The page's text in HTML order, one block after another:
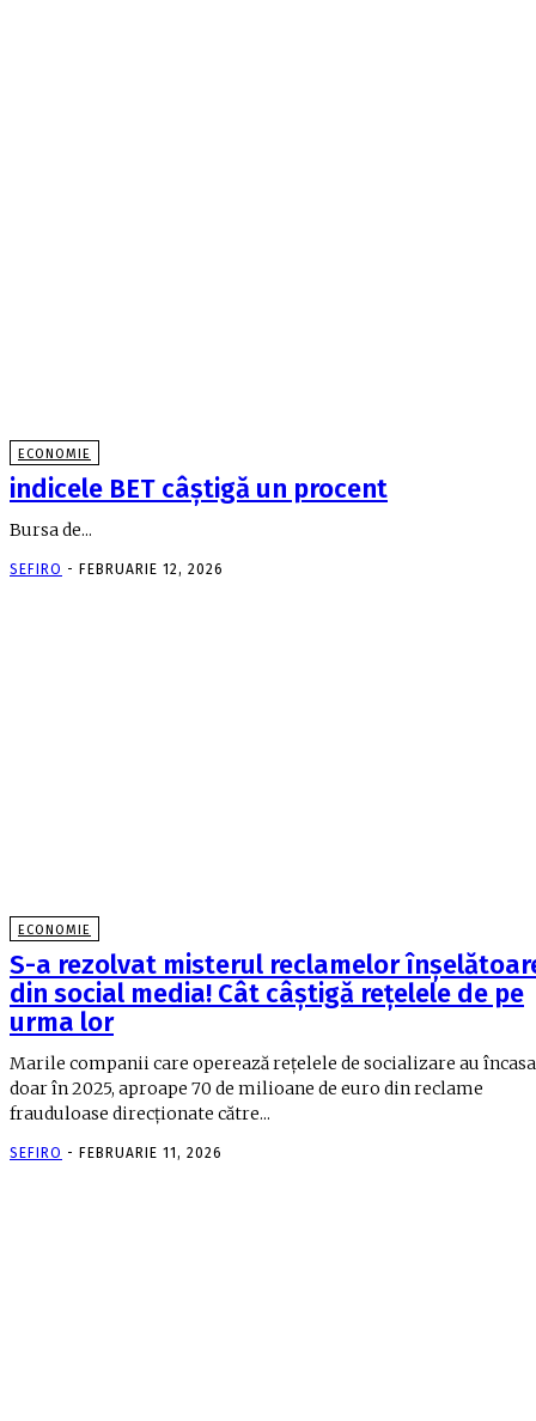
ECONOMIE
indicele BET câştigă un procent
Bursa de...
SEFIRO - FEBRUARIE 12, 2026
ECONOMIE
S-a rezolvat misterul reclamelor
din social media! Cât câștigă rețelele de pe
urma lor
Marile companii care operează rețelele de socializare au
doar în 2025, aproape 70 de milioane de euro din reclame
frauduloase direcționate către...
SEFIRO - FEBRUARIE 11, 2026